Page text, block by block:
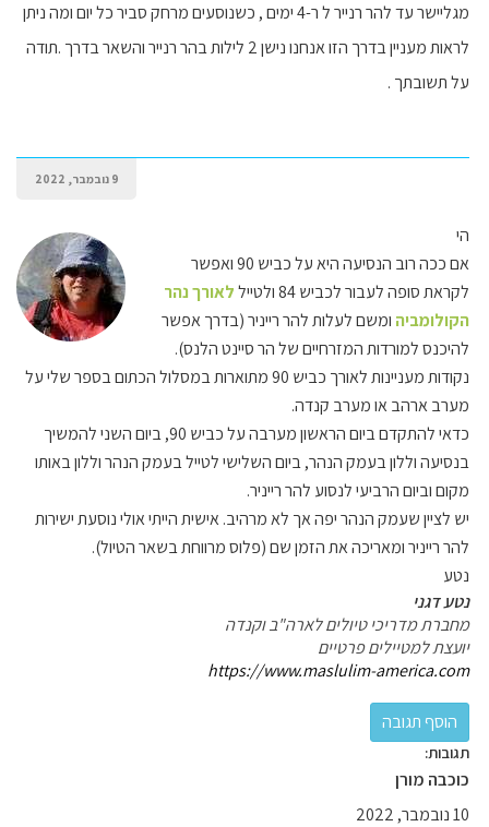
מגליישר עד להר רנייר ל ר-4 ימים , כשנוסעים מרחק סביר כל יום ומה ניתן
לראות מעניין בדרך הזו אנחנו נישן 2 לילות בהר רנייר והשאר בדרך .תודה
על תשובתך .
9 נובמבר, 2022
הי
אם ככה רוב הנסיעה היא על כביש 90 ואפשר
לקראת סופה לעבור לכביש 84 ולטייל
לאורך נהר
הקולומביה ומשם לעלות להר רייניר (בדרך אפשר
להיכנס למורדות המזרחיים של הר סיינט הלנס).
נקודות מעניינות לאורך כביש 90 מתוארות במסלול הכתום בספר שלי על
מערב ארהב או מערב קנדה.
כדאי להתקדם ביום הראשון מערבה על כביש 90, ביום השני להמשיך
בנסיעה וללון בעמק הנהר, ביום השלישי לטייל בעמק הנהר וללון באותו
מקום וביום הרביעי לנסוע להר רייניר.
יש לציין שעמק הנהר יפה אך לא מרהיב. אישית הייתי אולי נוסעת ישירות
להר רייניר ומאריכה את הזמן שם (פלוס מרווחת בשאר הטיול).
נטע
נטע דגני
מחברת מדריכי טיולים לארה"ב וקנדה
יועצת למטיילים פרטיים
https://www.maslulim-america.com
תגובות:
כוכבה מורן
10 נובמבר, 2022